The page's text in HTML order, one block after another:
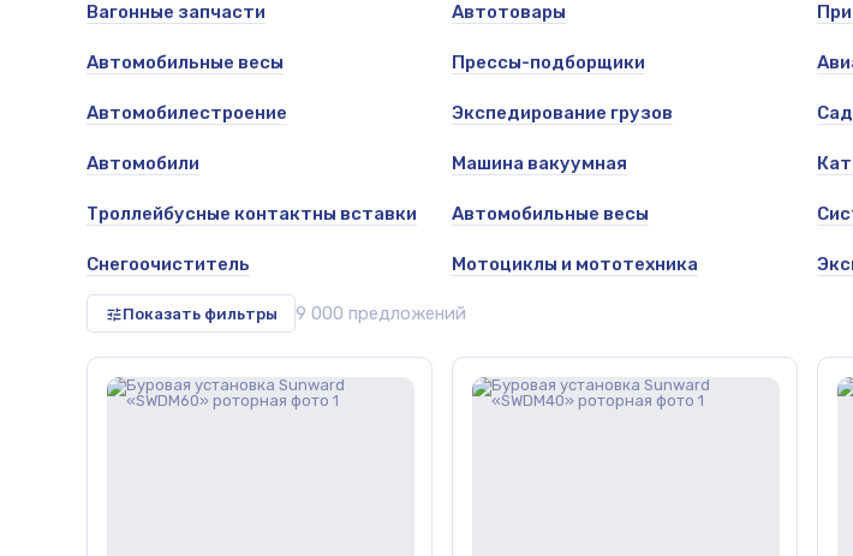
Вагонные запчасти
Автомобильные весы
Автомобилестроение
Автомобили
Троллейбусные контактны вставки
Снегоочиститель
Автотовары
Прессы-подборщики
Экспедирование грузов
Машина вакуумная
Автомобильные весы
Мотоциклы и мототехника
Показать фильтры 9 000 предложений